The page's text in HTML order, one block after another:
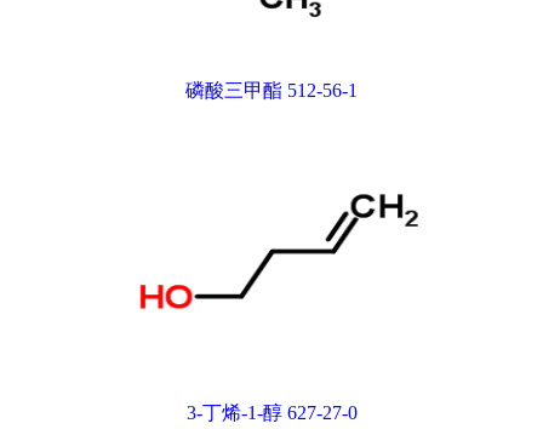
磷酸三甲酯 512-56-1
3-丁烯-1-醇 627-27-0